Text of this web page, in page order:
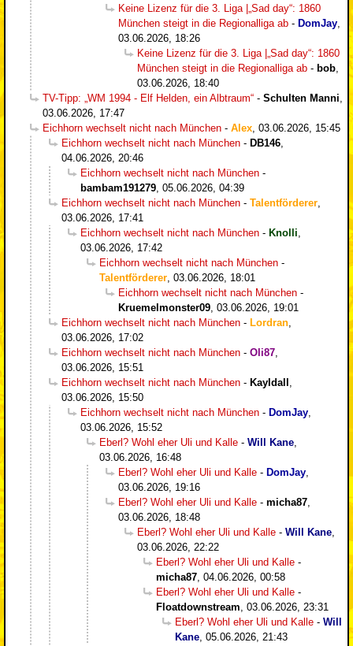
Keine Lizenz für die 3. Liga |„Sad day“: 1860
München steigt in die Regionalliga ab - DomJay
03.06.2026, 18:26
Keine Lizenz für die 3. Liga |„Sad day“: 1860
München steigt in die Regionalliga ab - bob
03.06.2026, 18:40
TV-Tipp: „WM 1994 - Elf Helden, ein Albtraum“ - Schulten Manni
03.06.2026, 17:47
Eichhorn wechselt nicht nach München - Alex 03.06.2026, 15:45
Eichhorn wechselt nicht nach München - DB146
04.06.2026, 20:46
Eichhorn wechselt nicht nach München -
bambam191279 05.06.2026, 04:39
Eichhorn wechselt nicht nach München - Talentförderer
03.06.2026, 17:41
Eichhorn wechselt nicht nach München - Knolli
03.06.2026, 17:42
Eichhorn wechselt nicht nach München -
Talentförderer 03.06.2026, 18:01
Eichhorn wechselt nicht nach München -
Kruemelmonster09 03.06.2026, 19:01
Eichhorn wechselt nicht nach München - Lordran
03.06.2026, 17:02
Eichhorn wechselt nicht nach München - Oli87
03.06.2026, 15:51
Eichhorn wechselt nicht nach München - Kayldall
03.06.2026, 15:50
Eichhorn wechselt nicht nach München - DomJay
03.06.2026, 15:52
Eberl? Wohl eher Uli und Kalle - Will Kane
03.06.2026, 16:48
Eberl? Wohl eher Uli und Kalle - DomJay
03.06.2026, 19:16
Eberl? Wohl eher Uli und Kalle - micha87
03.06.2026, 18:48
Eberl? Wohl eher Uli und Kalle - Will Kane
03.06.2026, 22:22
Eberl? Wohl eher Uli und Kalle -
micha87 04.06.2026, 00:58
Eberl? Wohl eher Uli und Kalle -
Floatdownstream 03.06.2026, 23:31
Eberl? Wohl eher Uli und Kalle - Will
Kane 05.06.2026, 21:43